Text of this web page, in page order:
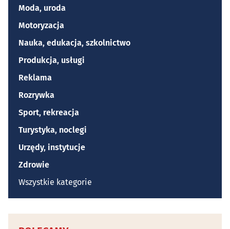
Moda, uroda
Motoryzacja
Nauka, edukacja, szkolnictwo
Produkcja, usługi
Reklama
Rozrywka
Sport, rekreacja
Turystyka, noclegi
Urzędy, instytucje
Zdrowie
Wszystkie kategorie